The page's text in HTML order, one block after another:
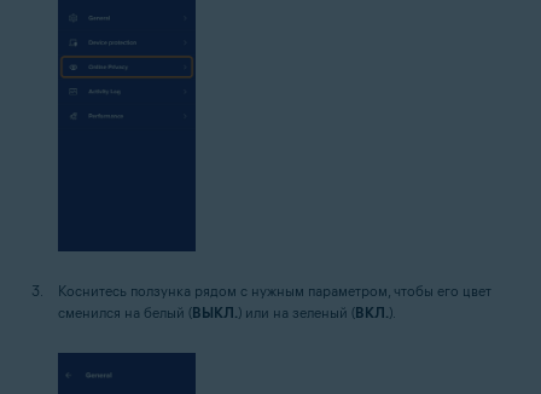
Коснитесь ползунка рядом с нужным параметром, чтобы его цвет
сменился на белый (ВЫКЛ. ) или на зеленый (ВКЛ. ).